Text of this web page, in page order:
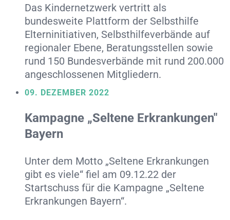
Das Kindernetzwerk vertritt als
bundesweite Plattform der Selbsthilfe
Elterninitiativen, Selbsthilfeverbände auf
regionaler Ebene, Beratungsstellen sowie
rund 150 Bundesverbände mit rund 200.000
angeschlossenen Mitgliedern.
09. DEZEMBER 2022
Kampagne „Seltene Erkrankungen"
Bayern
Unter dem Motto „Seltene Erkrankungen
gibt es viele“ fiel am 09.12.22 der
Startschuss für die Kampagne „Seltene
Erkrankungen Bayern“.